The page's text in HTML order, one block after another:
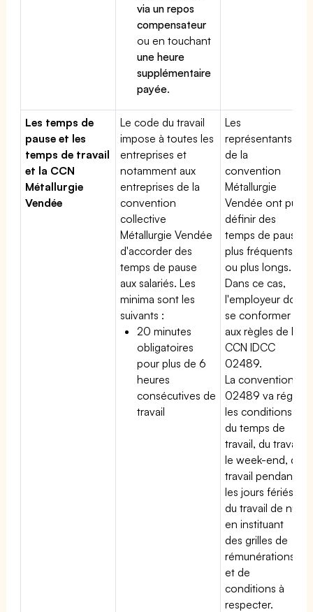
via un repos
compensateur
ou en touchant
une heure
supplémentaire
payée.
Les temps de
pause et les
temps de travail
et la CCN
Métallurgie
Vendée
Le code du travail
impose à toutes les
entreprises et
notamment aux
entreprises de la
convention
collective
Métallurgie Vendée
d'accorder des
temps de pause
aux salariés. Les
minima sont les
suivants :
20 minutes
obligatoires
pour plus de 6
heures
consécutives de
travail
Les
représentants
de la
convention
Métallurgie
Vendée ont pu
définir des
temps de pause
plus fréquents
ou plus longs.
Dans ce cas,
l'employeur doit
se conformer
aux règles de la
CCN IDCC
02489.
La convention
02489 va régir
les conditions
du temps de
travail, du travail
le week-end, du
travail pendant
les jours fériés,
du travail de nuit
en instituant
des grilles de
rémunérations
et de
conditions à
respecter.